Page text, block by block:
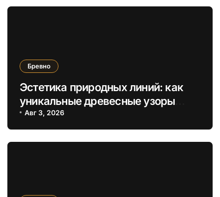
Бревно
Эстетика природных линий: как
уникальные древесные узоры
вдохновляют дизайн срубов
Авг 3, 2026